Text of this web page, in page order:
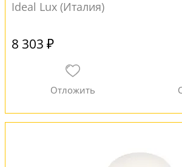
Ideal Lux (Италия)
8 303 ₽